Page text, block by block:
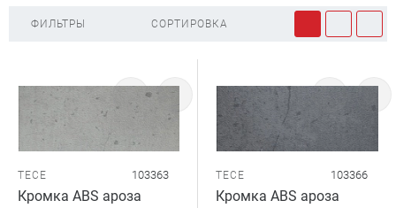
ФИЛЬТРЫ СОРТИРОВКА
TECE 103363
Кромка ABS ароза
TECE 103366
Кромка ABS ароза